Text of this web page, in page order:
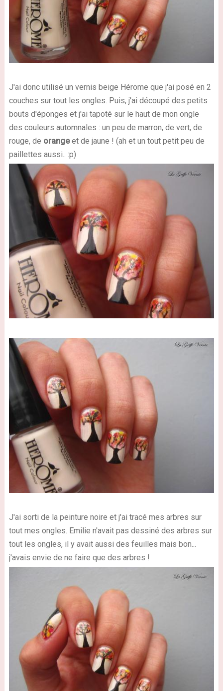
J'ai donc utilisé un vernis beige Hérome que j'ai posé en 2
couches sur tout les ongles. Puis, j'ai découpé des petits
bouts d'éponges et j'ai tapoté sur le haut de mon ongle
des couleurs automnales : un peu de marron, de vert, de
rouge, de orangeet de jaune ! (ah et un tout petit peu de
paillettes aussi.. :p)
J'ai sorti de la peinture noire et j'ai tracé mes arbres sur
tout mes ongles. Emilie n'avait pas dessiné des arbres sur
tout les ongles, il y avait aussi des feuilles mais bon...
j'avais envie de ne faire que des arbres !